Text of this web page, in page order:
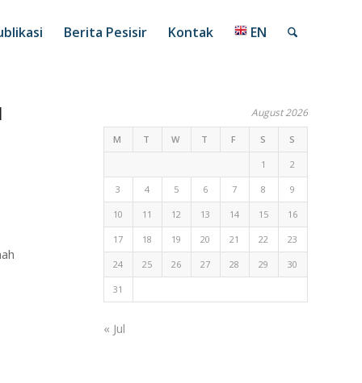
Berita Pesisir Kontak EN
August 2026
M T W T F S S
1 2
3 4 5 6 7 8 9
10 11 12 13 14 15 16
17 18 19 20 21 22 23
24 25 26 27 28 29 30
31
« Jul